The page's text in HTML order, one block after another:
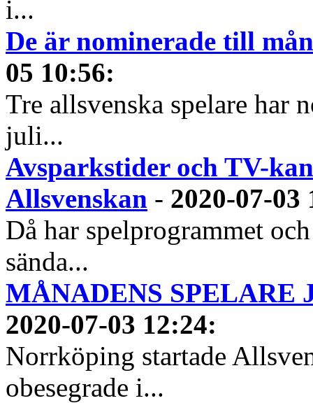
i...
De är nominerade till
05 10:56:
Tre allsvenska spelare har
juli...
Avsparkstider och TV-
Allsvenskan - 2020-07-03
Då har spelprogrammet
sända...
MÅNADENS SPELARE
2020-07-03 12:24:
Norrköping startade
obesegrade i...